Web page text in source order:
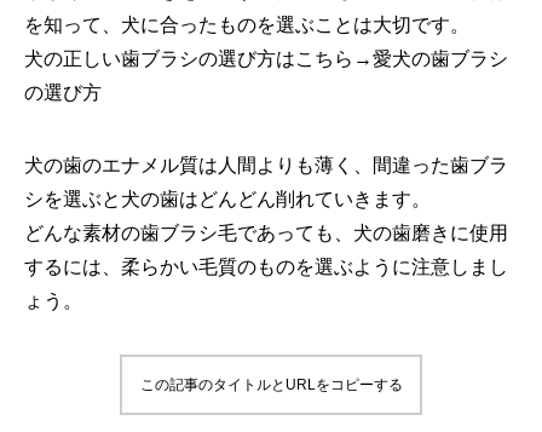
を知って、犬に合ったものを選ぶことは大切です。
犬の正しい歯ブラシの選び方はこちら→愛犬の歯ブラシ
の選び方
犬の歯のエナメル質は人間よりも薄く、間違った歯ブラ
シを選ぶと犬の歯はどんどん削れていきます。
どんな素材の歯ブラシ毛であっても、 犬の歯磨きに使用
するには、柔らかい毛質のものを選ぶように注意しまし
ょう 。
この記事のタイトルとURLをコピーする